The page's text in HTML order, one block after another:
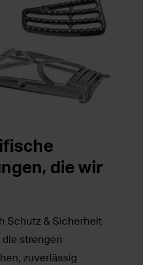
die wir
Schutz & Sicherheit
strengen
zuverlässig